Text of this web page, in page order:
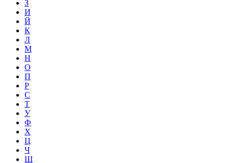
З
И
Й
К
Л
М
Н
О
П
Р
С
Т
У
Ф
Х
Ц
Ч
Ш